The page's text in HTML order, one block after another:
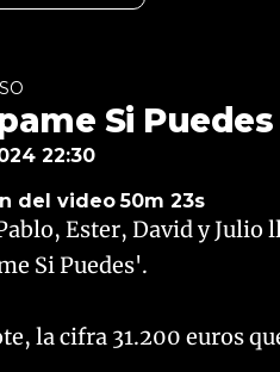
Si
22:30
del video 50m 23s
Ester, David y Julio
Si Puedes'.
la cifra 31.200 euros